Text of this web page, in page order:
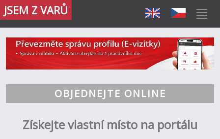
JSEM Z VARŮ
OBJEDNEJTE ONLINE
Získejte vlastní místo na portálu